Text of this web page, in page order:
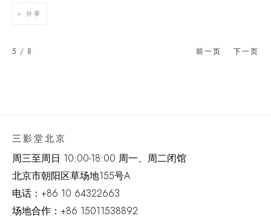
分享
前一页 下一页
5 / 8
三影堂北京
周三至周日 10:00-18:00 周一、周二闭馆
北京市朝阳区草场地155号A
电话： +86 10 64322663
场地合作：+86 15011538892